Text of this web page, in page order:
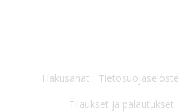
Hakusanat Tietosuojaseloste
Tilaukset ja palautukset